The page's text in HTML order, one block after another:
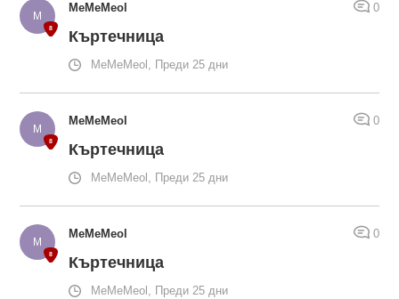
MeMeMeol 0
Къртечница
MeMeMeol, Преди 25 дни
MeMeMeol 0
Къртечница
MeMeMeol, Преди 25 дни
MeMeMeol 0
Къртечница
MeMeMeol, Преди 25 дни